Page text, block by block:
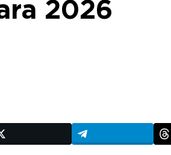
2026